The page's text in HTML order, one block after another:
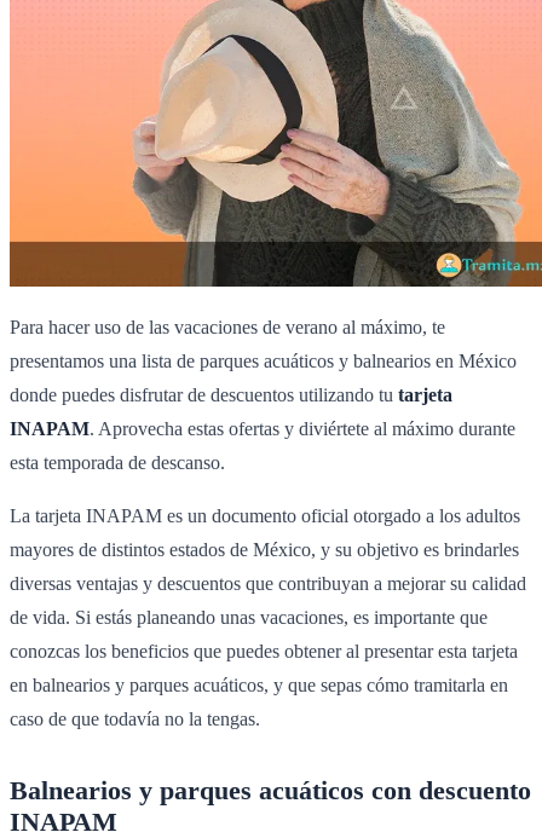
Para hacer uso de las vacaciones de verano al máximo, te
presentamos una lista de parques acuáticos y balnearios en México
donde puedes disfrutar de descuentos utilizando tu tarjeta
INAPAM. Aprovecha estas ofertas y diviértete al máximo durante
esta temporada de descanso.
La tarjeta INAPAM es un documento oficial otorgado a los adultos
mayores de distintos estados de México, y su objetivo es brindarles
diversas ventajas y descuentos que contribuyan a mejorar su calidad
de vida. Si estás planeando unas vacaciones, es importante que
conozcas los beneficios que puedes obtener al presentar esta tarjeta
en balnearios y parques acuáticos, y que sepas cómo tramitarla en
caso de que todavía no la tengas.
Balnearios y parques acuáticos con descuento
INAPAM